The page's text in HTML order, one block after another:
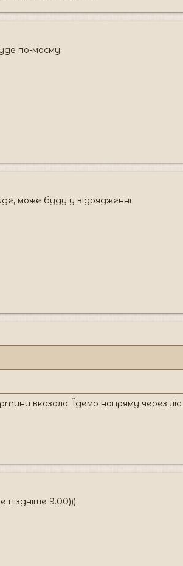
по-моєму.
може буду у відрядженні
вказала. Їдемо напряму через ліс.
піздніше 9.00)))